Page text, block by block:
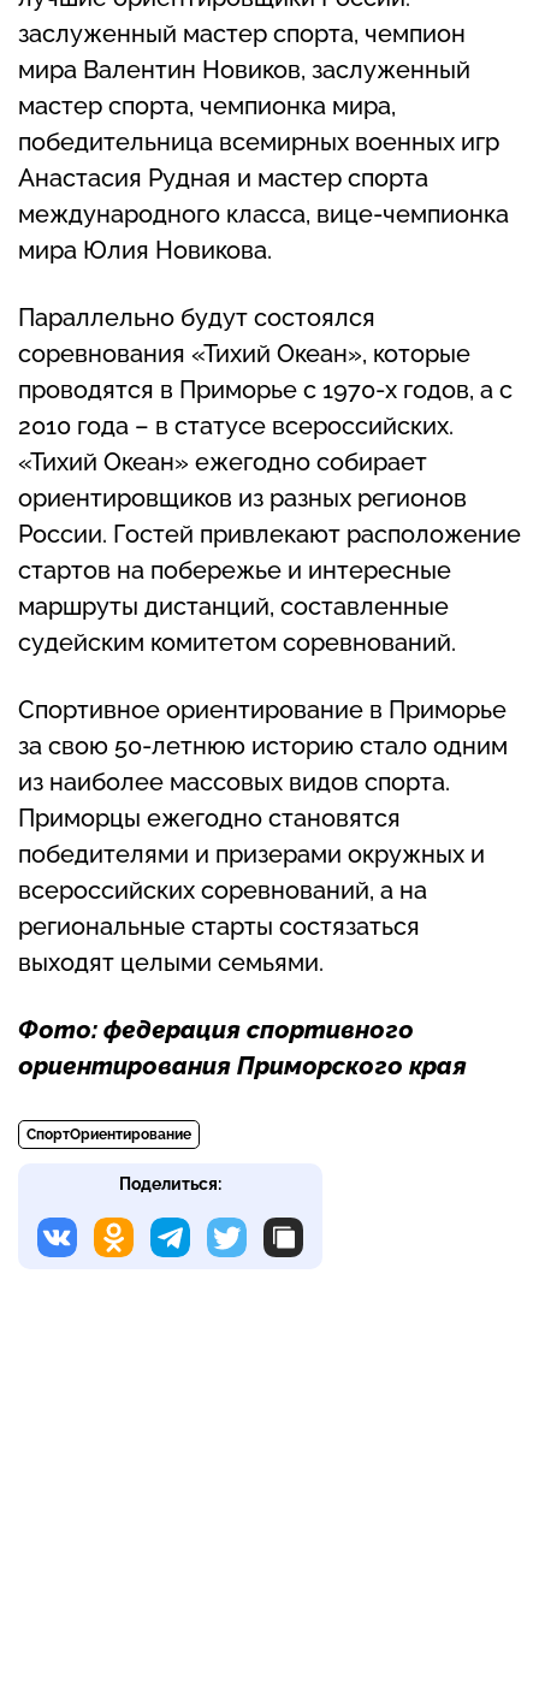
заслуженный мастер спорта, чемпион
мира Валентин Новиков, заслуженный
мастер спорта, чемпионка мира,
победительница всемирных военных игр
Анастасия Рудная и мастер спорта
международного класса, вице-чемпионка
мира Юлия Новикова.
Параллельно будут состоялся
соревнования «Тихий Океан», которые
проводятся в Приморье с 1970-х годов, а с
2010 года – в статусе всероссийских.
«Тихий Океан» ежегодно собирает
ориентировщиков из разных регионов
России. Гостей привлекают расположение
стартов на побережье и интересные
маршруты дистанций, составленные
судейским комитетом соревнований.
Спортивное ориентирование в Приморье
за свою 50-летнюю историю стало одним
из наиболее массовых видов спорта.
Приморцы ежегодно становятся
победителями и призерами окружных и
всероссийских соревнований, а на
региональные старты состязаться
выходят целыми семьями.
Фото: федерация спортивного
ориентирования Приморского края
СпортОриентирование
Поделиться: